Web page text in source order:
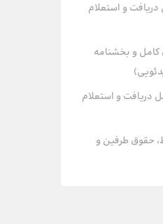
و استعلام
جدول کامل و بخشنامه
دریافت و استعلام
حقوق طرفین و